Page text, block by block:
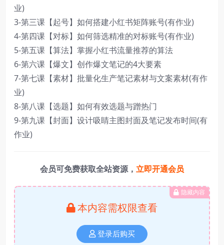
业)
3-第三课【起号】如何搭建小红书矩阵账号(有作业)
4-第四课【对标】如何筛选精准的对标账号(有作业)
5-第五课【算法】掌握小红书流量推荐的算法
6-第六课【爆文】创作爆文笔记的4大要素
7-第七课【素材】批量化生产笔记素材与文案素材(有作
业)
8-第八课【选题】如何有效选题与蹭热门
9-第九课【封面】设计吸睛主图封面及笔记发布时间(有
作业)
会员可免费获取全站资源， 立即开通会员
隐藏内容
本内容需权限查看
登录后购买